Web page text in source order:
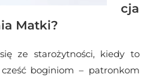
cja
Matki?
ze starożytności, kiedy to
boginiom – patronkom